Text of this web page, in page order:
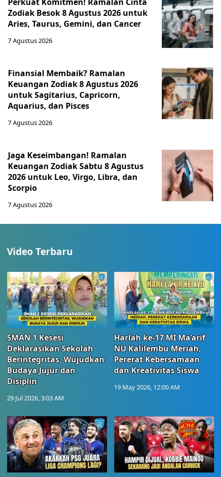
Zodiak Besok 8 Agustus 2026 untuk
Aries, Taurus, Gemini, dan Cancer
7 Agustus 2026
Finansial Membaik? Ramalan
Keuangan Zodiak 8 Agustus 2026
untuk Sagitarius, Capricorn,
Aquarius, dan Pisces
7 Agustus 2026
Jaga Keseimbangan! Ramalan
Keuangan Zodiak Sabtu 8 Agustus
2026 untuk Leo, Virgo, Libra, dan
Scorpio
7 Agustus 2026
Video Terbaru
SMAN 1 Kesesi
Deklarasikan Sekolah
Berintegritas, Wujudkan
Budaya Jujur dan
Disiplin
29 Jul 2026, 3:03 AM
Harlah ke-17 MI Ma’arif
NU Kalilembu Meriah,
Pererat Kebersamaan
dan Kreativitas Siswa
19 May 2026, 12:00 AM